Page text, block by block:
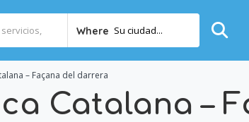
Where Su ciudad...
– Façana del darrera
Catalana –